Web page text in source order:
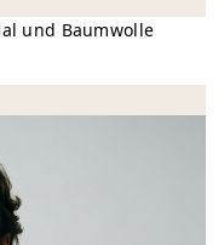
und Baumwolle